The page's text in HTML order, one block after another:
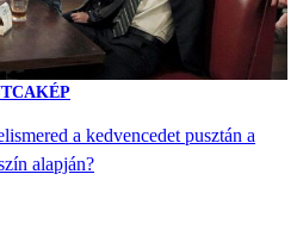
a kedvencedet pusztán a
alapján?